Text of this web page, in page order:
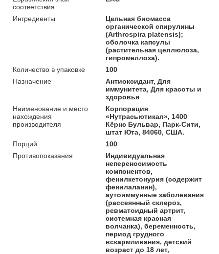
соответствия
Ингредиенты
Цельная биомасса
органической спирулины
(Arthrospira platensis);
оболочка капсулы
(растительная целлюлоза,
гипромеллоза).
Количество в упаковке
100
Назначение
Антиоксидант, Для
иммунитета, Для красоты и
здоровья
Наименование и место
нахождения
производителя
Корпорация
«Нутрасьютикал», 1400
Кёрнс Бульвар, Парк-Сити,
штат Юта, 84060, США.
Порций
100
Противопоказания
Индивидуальная
непереносимость
компонентов,
фенилкетонурия (содержит
фенилаланин),
аутоиммунные заболевания
(рассеянный склероз,
ревматоидный артрит,
системная красная
волчанка), беременность,
период грудного
вскармливания, детский
возраст до 18 лет,